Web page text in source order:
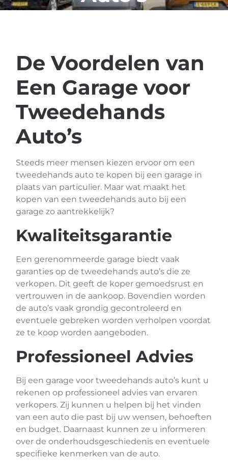
De Voordelen van
Een Garage voor
Tweedehands
Auto’s
Steeds meer mensen kiezen ervoor om een
tweedehands auto te kopen bij een garage in
plaats van particulier. Maar wat maakt het
kopen van een tweedehands auto bij een
garage zo aantrekkelijk?
Kwaliteitsgarantie
Een gerenommeerde garage biedt vaak
garanties op de tweedehands auto’s die ze
verkopen. Dit geeft de koper gemoedsrust en
vertrouwen in de aankoop. Bovendien worden
de auto’s vaak grondig gecontroleerd en
eventuele gebreken worden verholpen voordat
ze te koop worden aangeboden.
Professioneel Advies
Bij een garage voor tweedehands auto’s kunt u
rekenen op professioneel advies van ervaren
verkopers. Zij kunnen u helpen bij het vinden
van een auto die past bij uw wensen, behoeften
en budget. Daarnaast kunnen ze u informeren
over de onderhoudsgeschiedenis en eventuele
specifieke kenmerken van de auto.